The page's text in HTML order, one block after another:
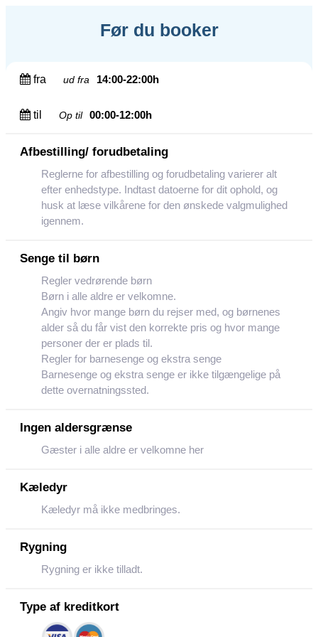
Før du booker
fra ud fra 14:00-22:00h
til Op til 00:00-12:00h
Afbestilling/ forudbetaling
Reglerne for afbestilling og forudbetaling varierer alt
efter enhedstype. Indtast datoerne for dit ophold, og
husk at læse vilkårene for den ønskede valgmulighed
igennem.
Senge til børn
Regler vedrørende børn
Børn i alle aldre er velkomne.
Angiv hvor mange børn du rejser med, og børnenes
alder så du får vist den korrekte pris og hvor mange
personer der er plads til.
Regler for barnesenge og ekstra senge
Barnesenge og ekstra senge er ikke tilgængelige på
dette overnatningssted.
Ingen aldersgrænse
Gæster i alle aldre er velkomne her
Kæledyr
Kæledyr må ikke medbringes.
Rygning
Rygning er ikke tilladt.
Type af kreditkort